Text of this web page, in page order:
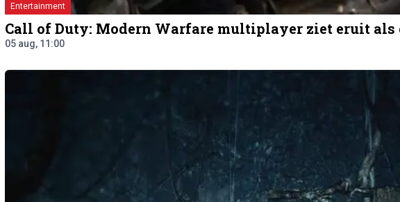
Entertainment
Call of Duty: Modern Warfare multiplayer ziet eruit als
05 aug, 11:00